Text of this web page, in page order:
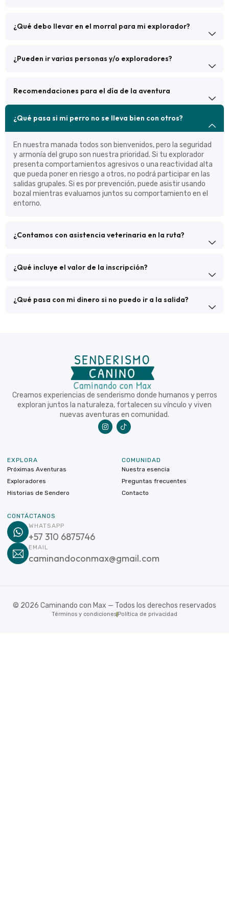
¿Qué debo llevar en el morral para mi explorador?
¿Pueden ir varias personas y/o exploradores?
Recomendaciones para el día de la aventura
¿Qué pasa si mi perro no se lleva bien con otros?
En nuestra manada todos son bienvenidos, pero la seguridad
y armonía del grupo son nuestra prioridad. Si tu explorador
presenta comportamientos agresivos o una reactividad alta
que pueda poner en riesgo a otros, no podrá participar en las
salidas grupales. Si es por prevención, puede asistir usando
bozal mientras evaluamos juntos su comportamiento en el
entorno.
¿Contamos con asistencia veterinaria en la ruta?
¿Qué incluye el valor de la inscripción?
¿Qué pasa con mi dinero si no puedo ir a la salida?
Creamos experiencias de senderismo donde humanos y perros
exploran juntos la naturaleza, fortalecen su vínculo y viven
nuevas aventuras en comunidad.
EXPLORA
Próximas Aventuras
Exploradores
Historias de Sendero
COMUNIDAD
Nuestra esencia
Preguntas frecuentes
Contacto
CONTÁCTANOS
WHATSAPP
+57 310 6875746
EMAIL
caminandoconmax@gmail.com
© 2026 Caminando con Max — Todos los derechos reservados
Términos y condiciones Política de privacidad